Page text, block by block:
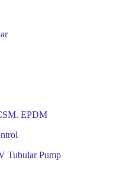
EPDM
Tubular Pump